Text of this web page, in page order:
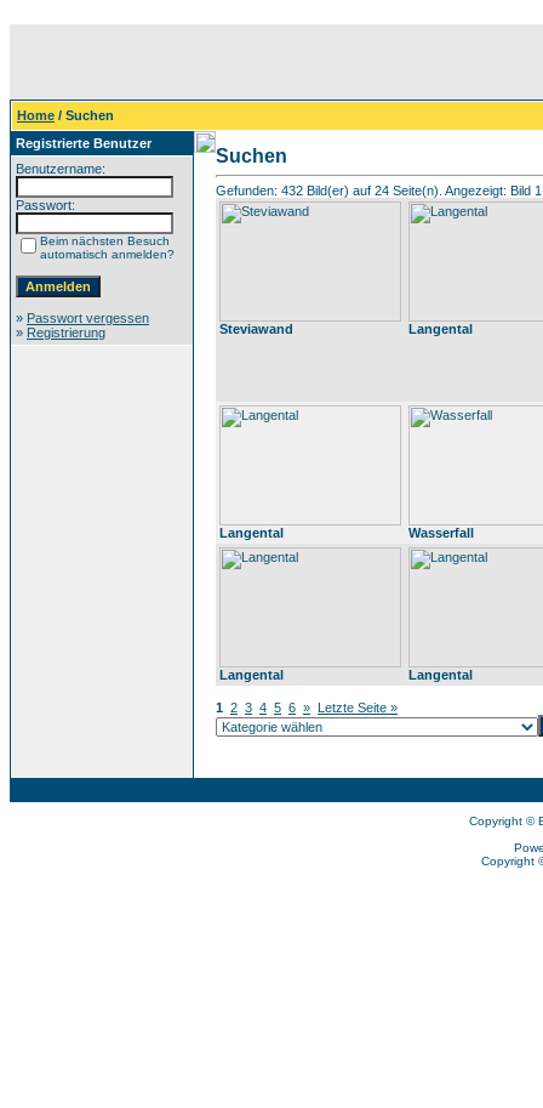
Home / Suchen
Registrierte Benutzer
Benutzername:
Passwort:
Beim nächsten Besuch
automatisch anmelden?
» Passwort vergessen
» Registrierung
Suchen
Gefunden: 432 Bild(er) auf 24 Seite(n). Angezeigt: Bild
Steviawand Langental
Langental Wasserfall
Langental Langental
1 2 3 4 5 6 » Letzte Seite »
Copyright ©
Copyright